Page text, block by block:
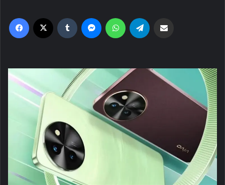
Facebook Tumblr MessengerWhatsApp